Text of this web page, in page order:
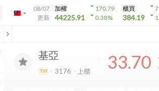
arrow_drop_down
08/07
更新
加權
44225.91
arrow_drop_down170.79
arrow_drop_down0.38%
櫃買
384.19
arrow_drop_down
arrow_drop_down
基亞
TW 3176 上櫃 33.70
chevron_left